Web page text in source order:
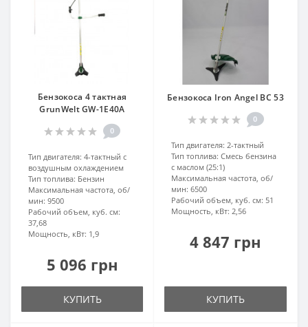
Бензокоса 4 тактная
GrunWelt GW-1E40A
0
Тип двигателя: 4-тактный с
воздушным охлаждением
Тип топлива: Бензин
Максимальная частота, об/
мин: 9500
Рабочий объем, куб. см:
37,68
Мощность, кВт: 1,9
5 096 грн
КУПИТЬ
Бензокоса Iron Angel BC 53
0
Тип двигателя: 2-тактный
Тип топлива: Смесь бензина
с маслом (25:1)
Максимальная частота, об/
мин: 6500
Рабочий объем, куб. см: 51
Мощность, кВт: 2,56
4 847 грн
КУПИТЬ